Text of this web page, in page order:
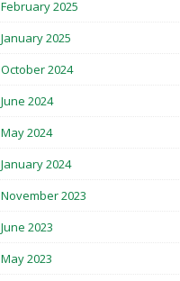
February 2025
January 2025
October 2024
June 2024
May 2024
January 2024
November 2023
June 2023
May 2023